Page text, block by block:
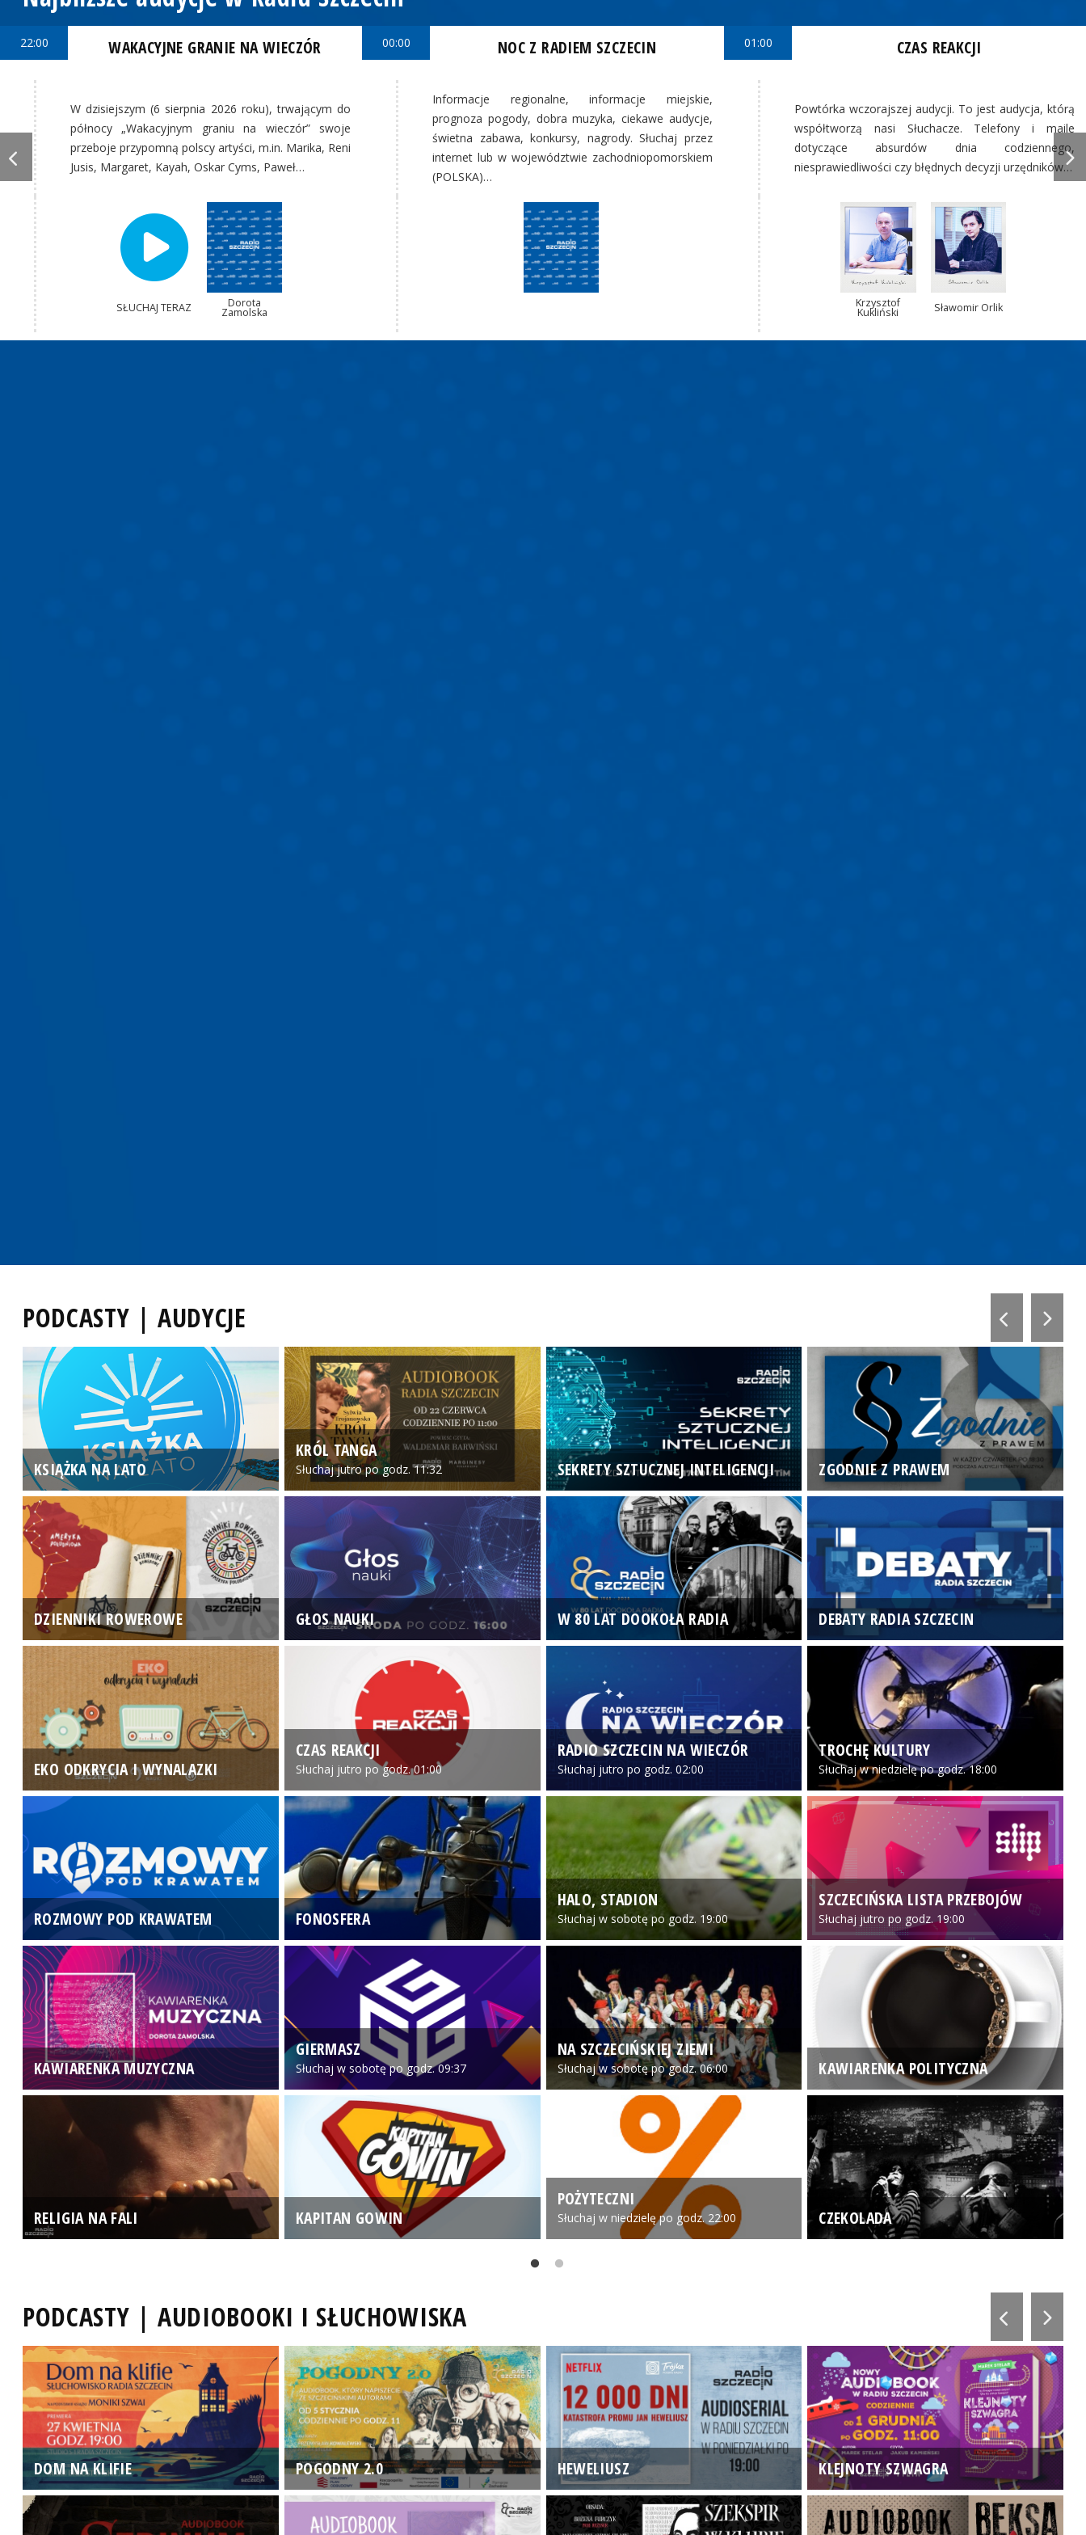
22:00 WAKACYJNE GRANIE NA WIECZÓR
W dzisiejszym (6 sierpnia 2026 roku), trwającym do
północy „Wakacyjnym graniu na wieczór” swoje
przeboje przypomną polscy artyści, m.in. Marika, Reni
Jusis, Margaret, Kayah, Oskar Cyms, Paweł…
SŁUCHAJ TERAZ Dorota
Zamolska
00:00 NOC Z RADIEM SZCZECIN
Informacje regionalne, informacje miejskie,
prognoza pogody, dobra muzyka, ciekawe audycje,
świetna zabawa, konkursy, nagrody. Słuchaj przez
internet lub w województwie zachodniopomorskiem
(POLSKA)…
01:00 CZAS REAKCJI
Powtórka wczorajszej audycji. To jest audycja, którą
współtworzą nasi Słuchacze. Telefony i maile
dotyczące absurdów dnia codziennego,
niesprawiedliwości czy błędnych decyzji urzędników…
Krzysztof
Kukliński Sławomir Orlik
PODCASTY | AUDYCJE
KSIĄŻKA NA LATO
KRÓL TANGA
Słuchaj jutro po godz. 11:32 SEKRETY SZTUCZNEJ INTELIGENCJI ZGODNIE Z PRAWEM
DZIENNIKI ROWEROWE GŁOS NAUKI W 80 LAT DOOKOŁA RADIA DEBATY RADIA SZCZECIN
EKO ODKRYCIA I WYNALAZKI
CZAS REAKCJI
Słuchaj jutro po godz. 01:00
RADIO SZCZECIN NA WIECZÓR
Słuchaj jutro po godz. 02:00
TROCHĘ KULTURY
Słuchaj w niedzielę po godz. 18:00
ROZMOWY POD KRAWATEM FONOSFERA
HALO, STADION
Słuchaj w sobotę po godz. 19:00
SZCZECIŃSKA LISTA PRZEBOJÓW
Słuchaj jutro po godz. 19:00
KAWIARENKA MUZYCZNA
GIERMASZ
Słuchaj w sobotę po godz. 09:37
NA SZCZECIŃSKIEJ ZIEMI
Słuchaj w sobotę po godz. 06:00 KAWIARENKA POLITYCZNA
RELIGIA NA FALI KAPITAN GOWIN
POŻYTECZNI
Słuchaj w niedzielę po godz. 22:00 CZEKOLADA
PODCASTY | AUDIOBOOKI I SŁUCHOWISKA
DOM NA KLIFIE POGODNY 2.0 HEWELIUSZ KLEJNOTY SZWAGRA